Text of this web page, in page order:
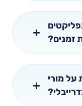
זמנים?
על מורי